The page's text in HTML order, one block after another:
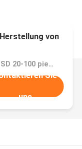
von
Preis：USD 20-100 pieces,negotiable
Sie
uns